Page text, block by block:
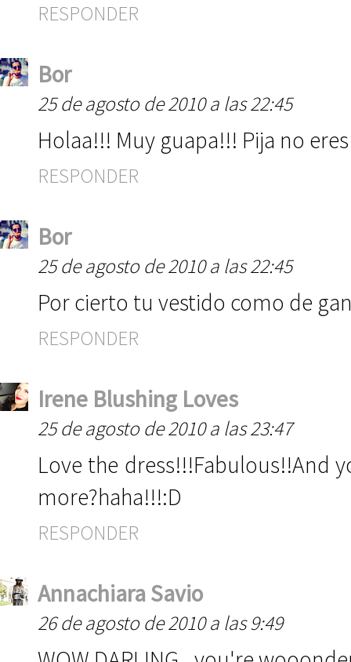
RESPONDER
Bor
25 de agosto de 2010 a las 22:45
Holaa!!! Muy guapa!!! Pija no
RESPONDER
Bor
25 de agosto de 2010 a las 22:45
Por cierto tu vestido como de
RESPONDER
Irene Blushing Loves
25 de agosto de 2010 a las 23:47
Love the dress!!!Fabulous!!And
more?haha!!!:D
RESPONDER
Annachiara Savio
26 de agosto de 2010 a las 9:49